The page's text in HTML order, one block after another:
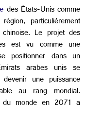
des États-Unis comme
particulièrement
Le projet des
est vu comme une
positionner dans un
arabes unis se
une puissance
au rang mondial.
du monde en 2071 a